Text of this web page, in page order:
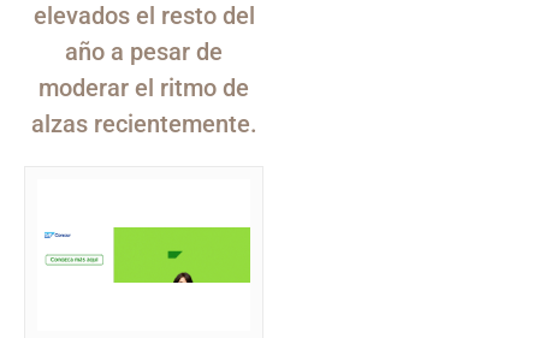
elevados el resto del
año a pesar de
moderar el ritmo de
alzas recientemente.